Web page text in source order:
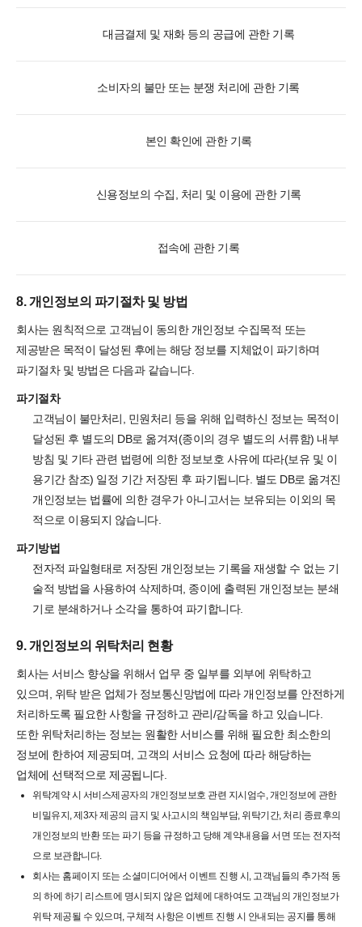
대금결제 및 재화 등의 공급에 관한 기록
소비자의 불만 또는 분쟁 처리에 관한 기록
본인 확인에 관한 기록
신용정보의 수집, 처리 및 이용에 관한 기록
접속에 관한 기록
8. 개인정보의 파기절차 및 방법
회사는 원칙적으로 고객님이 동의한 개인정보 수집목적 또는
제공받은 목적이 달성된 후에는 해당 정보를 지체없이 파기하며
파기절차 및 방법은 다음과 같습니다.
파기절차
고객님이 불만처리, 민원처리 등을 위해 입력하신 정보는 목적이
달성된 후 별도의 DB로 옮겨져(종이의 경우 별도의 서류함) 내부
방침 및 기타 관련 법령에 의한 정보보호 사유에 따라(보유 및 이
용기간 참조) 일정 기간 저장된 후 파기됩니다. 별도 DB로 옮겨진
개인정보는 법률에 의한 경우가 아니고서는 보유되는 이외의 목
적으로 이용되지 않습니다.
파기방법
전자적 파일형태로 저장된 개인정보는 기록을 재생할 수 없는 기
술적 방법을 사용하여 삭제하며, 종이에 출력된 개인정보는 분쇄
기로 분쇄하거나 소각을 통하여 파기합니다.
9. 개인정보의 위탁처리 현황
회사는 서비스 향상을 위해서 업무 중 일부를 외부에 위탁하고
있으며, 위탁 받은 업체가 정보통신망법에 따라 개인정보를 안전하게
처리하도록 필요한 사항을 규정하고 관리/감독을 하고 있습니다.
또한 위탁처리하는 정보는 원활한 서비스를 위해 필요한 최소한의
정보에 한하여 제공되며, 고객의 서비스 요청에 따라 해당하는
업체에 선택적으로 제공됩니다.
위탁계약 시 서비스제공자의 개인정보보호 관련 지시엄수, 개인정보에 관한
비밀유지, 제3자 제공의 금지 및 사고시의 책임부담, 위탁기간, 처리 종료후의
개인정보의 반환 또는 파기 등을 규정하고 당해 계약내용을 서면 또는 전자적
으로 보관합니다.
회사는 홈페이지 또는 소셜미디어에서 이벤트 진행 시, 고객님들의 추가적 동
의 하에 하기 리스트에 명시되지 않은 업체에 대하여도 고객님의 개인정보가
위탁 제공될 수 있으며, 구체적 사항은 이벤트 진행 시 안내되는 공지를 통해